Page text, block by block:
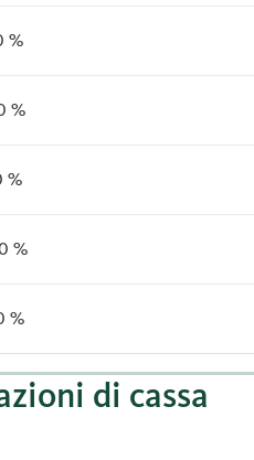
%
%
%
%
%
di cassa